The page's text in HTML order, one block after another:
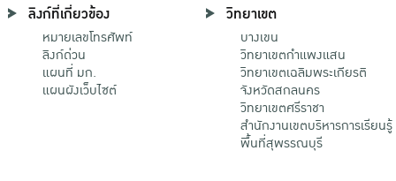
ลิงก์ที่เกี่ยวข้อง
หมายเลขโทรศัพท์
ลิงก์ด่วน
แผนที่ มก.
แผนผังเว็บไซต์
วิทยาเขต
บางเขน
วิทยาเขตกําแพงแสน
วิทยาเขตเฉลิมพระเกียรติ
จังหวัดสกลนคร
วิทยาเขตศรีราชา
สำนักงานเขตบริหารการเรียนรู้
พื้นที่สุพรรณบุรี